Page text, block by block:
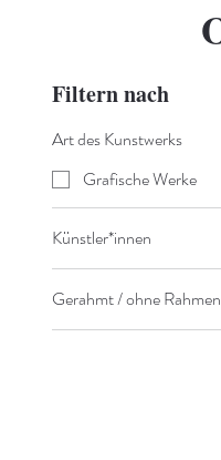
Filtern nach
Art des Kunstwerks
Grafische Werke
Künstler*innen
Staudacher, Hans
Gerahmt / ohne Rahmen
Ohne Rahmen